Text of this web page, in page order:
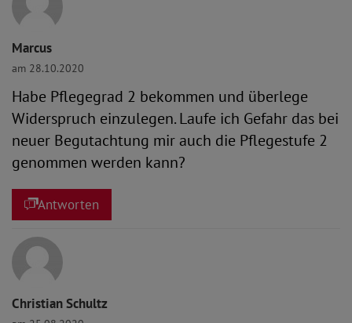
Marcus
am 28.10.2020
Habe Pflegegrad 2 bekommen und überlege
Widerspruch einzulegen. Laufe ich Gefahr das bei
neuer Begutachtung mir auch die Pflegestufe 2
genommen werden kann?
Antworten
Christian Schultz